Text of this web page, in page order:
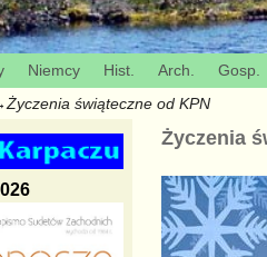
Niemcy Hist. Arch. Gosp.
Życzenia świąteczne od KPN
Życzenia